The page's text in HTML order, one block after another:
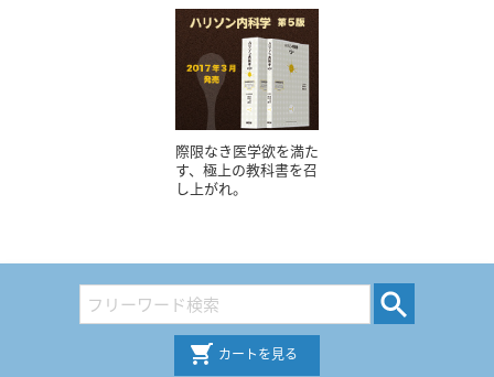
際限なき医学欲を満た
す、極上の教科書を召
し上がれ。
カートを見る